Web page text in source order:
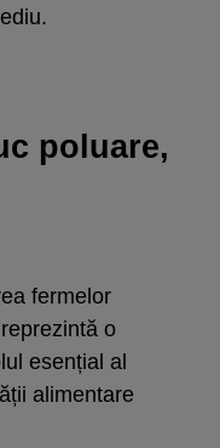
poluare,
fermelor
o
esențial al
alimentare